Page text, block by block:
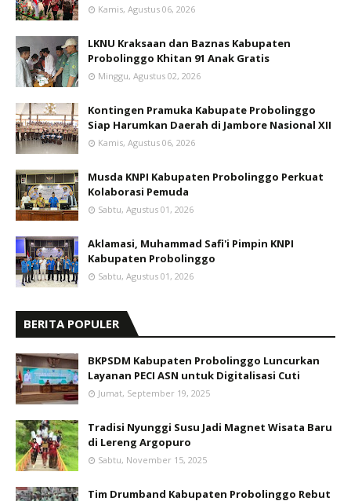
Kamis, Agustus 06, 2026
LKNU Kraksaan dan Baznas Kabupaten
Probolinggo Khitan 91 Anak Gratis
Minggu, Agustus 02, 2026
Kontingen Pramuka Kabupate Probolinggo
Siap Harumkan Daerah di Jambore Nasional XII
Kamis, Agustus 06, 2026
Musda KNPI Kabupaten Probolinggo Perkuat
Kolaborasi Pemuda
Sabtu, Agustus 01, 2026
Aklamasi, Muhammad Safi'i Pimpin KNPI
Kabupaten Probolinggo
Sabtu, Agustus 01, 2026
BERITA POPULER
BKPSDM Kabupaten Probolinggo Luncurkan
Layanan PECI ASN untuk Digitalisasi Cuti
Jumat, September 19, 2025
Tradisi Nyunggi Susu Jadi Magnet Wisata Baru
di Lereng Argopuro
Sabtu, November 15, 2025
Tim Drumband Kabupaten Probolinggo Rebut